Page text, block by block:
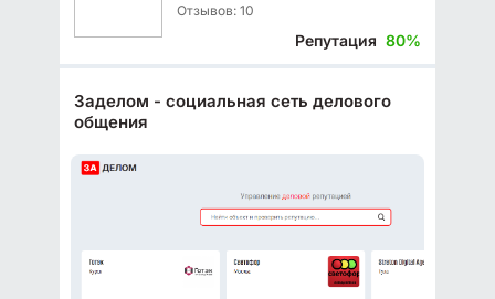
Отзывов: 10
Репутация 80%
Заделом - социальная сеть делового
общения